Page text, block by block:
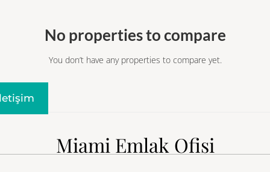
No properties to compare
You don’t have any properties to compare yet.
Miami Emlak Ofisi